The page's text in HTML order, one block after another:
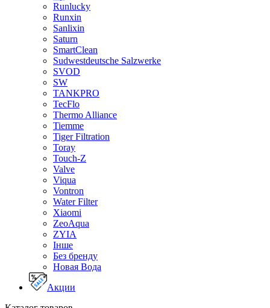
Runlucky
Runxin
Sanlixin
Saturn
SmartClean
Sudwestdeutsche Salzwerke
SVOD
SW
TANKPRO
TecFlo
Thermo Alliance
Tiemme
Tiger Filtration
Toray
Touch-Z
Valve
Viqua
Vontron
Water Filter
Xiaomi
ZeoAqua
ZYIA
Інше
Без бренду
Новая Вода
Акции